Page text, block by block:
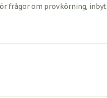
frågor om provkörning,